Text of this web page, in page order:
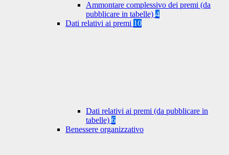
Ammontare complessivo dei premi (da
pubblicare in tabelle) 4
Dati relativi ai premi 10
Dati relativi ai premi (da pubblicare in
tabelle) 6
Benessere organizzativo